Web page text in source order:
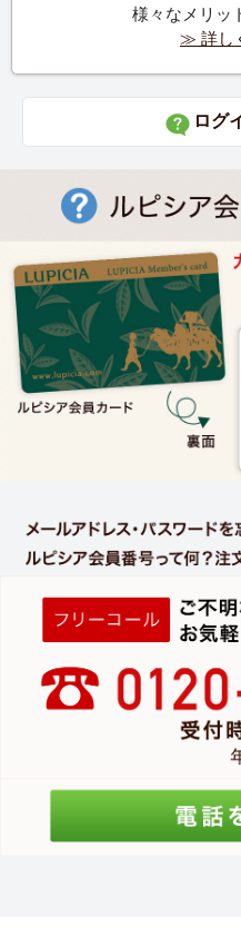
様々なメリッ
≫ 詳し